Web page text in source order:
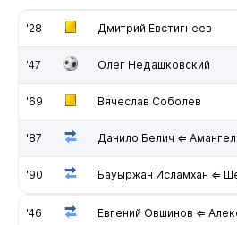
'28 Дмитрий Евстигнеев
'47 Олег Недашковский
'69 Вячеслав Соболев
'87 Данило Белич ⇐
'90 Бауыржан Исламхан ⇐
'46 Евгений Овшинов ⇐